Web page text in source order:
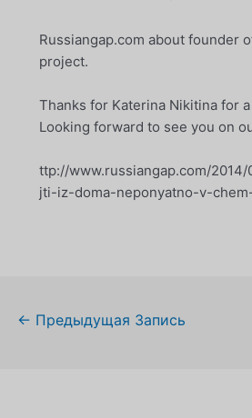
Russiangap.com about founder
project.
Thanks for Katerina Nikitina for
Looking forward to see you on
ttp://www.russiangap.com/
jti-iz-doma-neponyatno-v-
Навигация
← Предыдущая Запись